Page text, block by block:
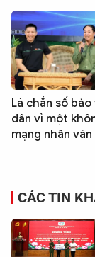
Lá chắn số
dân vì một
mạng nhân văn
CÁC TIN